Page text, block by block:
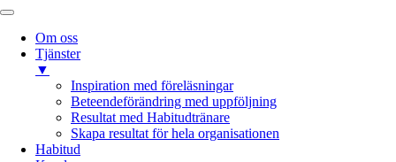
Om oss
Tjänster
▼
Inspiration med föreläsningar
Beteendeförändring med uppföljning
Resultat med Habitudtränare
Skapa resultat för hela organisationen
Habitud